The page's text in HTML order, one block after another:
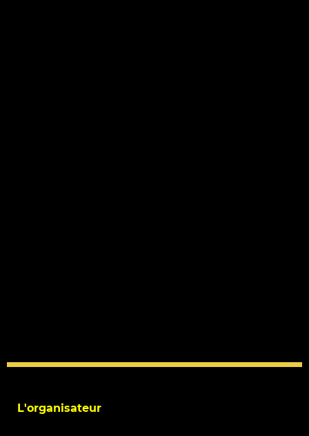
L'organisateur